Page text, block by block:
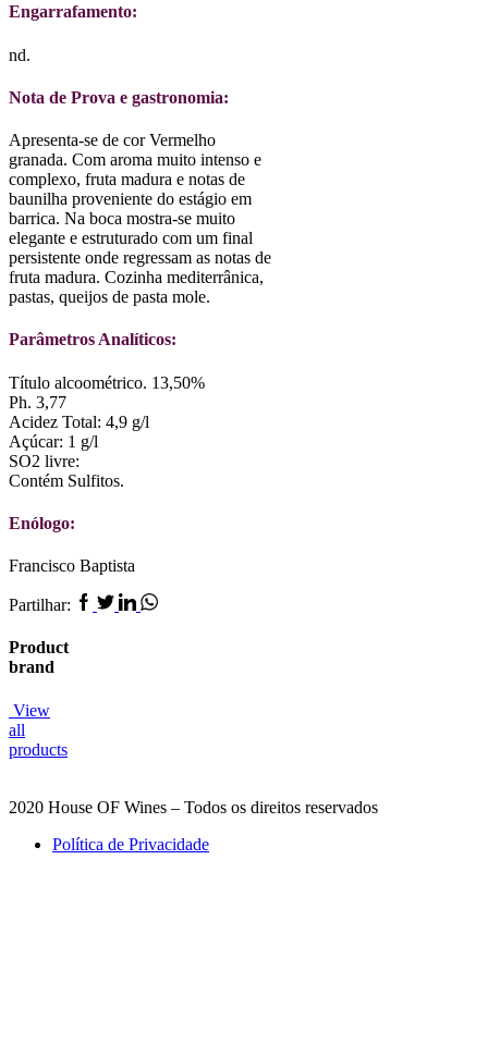
Engarrafamento:
nd.
Nota de Prova e gastronomia:
Apresenta-se de cor Vermelho
granada. Com aroma muito intenso e
complexo, fruta madura e notas de
baunilha proveniente do estágio em
barrica. Na boca mostra-se muito
elegante e estruturado com um final
persistente onde regressam as notas de
fruta madura. Cozinha mediterrânica,
pastas, queijos de pasta mole.
Parâmetros Analíticos:
Título alcoométrico. 13,50%
Ph. 3,77
Acidez Total: 4,9 g/l
Açúcar: 1 g/l
SO2 livre:
Contém Sulfitos.
Enólogo:
Francisco Baptista
Partilhar: Facebook
TwitterLinkedin
Whatsapp
Product
brand
View
all
products
2020 House OF Wines – Todos os direitos reservados
Política de Privacidade